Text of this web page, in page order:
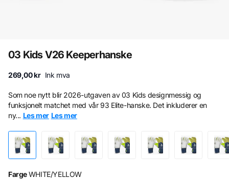
03 Kids V26 Keeperhanske
269,00 kr Ink mva
Som noe nytt blir 2026-utgaven av 03 Kids designmessig og
funksjonelt matchet med vår 93 Elite-hanske. Det inkluderer en
ny... Les mer Les mer
FargeWHITE/YELLOW